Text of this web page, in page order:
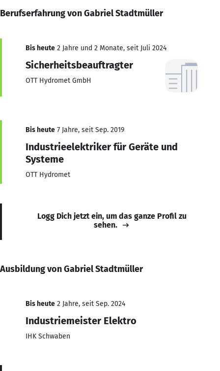
Berufserfahrung von Gabriel Stadtmüller
Bis heute 2 Jahre und 2 Monate, seit Juli 2024
Sicherheitsbeauftragter
OTT Hydromet GmbH
Bis heute 7 Jahre, seit Sep. 2019
Industrieelektriker für Geräte und
Systeme
OTT Hydromet
Logg Dich jetzt ein, um das ganze Profil zu
sehen.
Ausbildung von Gabriel Stadtmüller
Bis heute 2 Jahre, seit Sep. 2024
Industriemeister Elektro
IHK Schwaben